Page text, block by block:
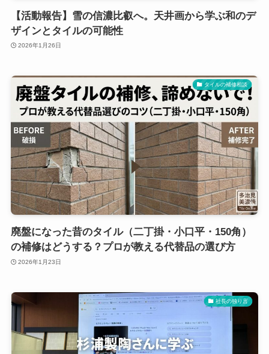
【活動報告】雪の信濃比叡へ。天井画から学ぶ和のデ
ザインとタイルの可能性
2026年1月26日
タイルの補修相談
廃盤になった昔のタイル（二丁掛・小口平・150角）
の補修はどうする？プロが教える代替品の選び方
2026年1月23日
社長の独り言